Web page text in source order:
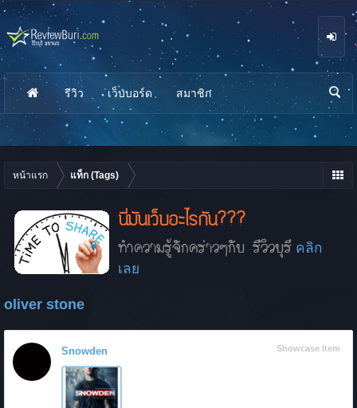
หน้าแรก แท็ก (Tags)
นี่มันเว็บอะไรกัน???
ทำความรู้จักคร่าวๆกับ รีวิวบุรี คลิก
เลย
oliver stone
Showcase Item
Snowden
รีวิว เว็บบอร์ด สมาชิก
นห
า